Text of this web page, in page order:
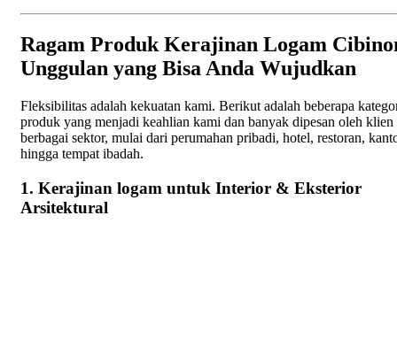
Ragam Produk Kerajinan Logam
Unggulan yang Bisa Anda Wujudkan
Fleksibilitas adalah kekuatan kami. Berikut adalah beberapa
produk yang menjadi keahlian kami dan banyak dipesan oleh klien
berbagai sektor, mulai dari perumahan pribadi, hotel, restoran,
hingga tempat ibadah.
1. Kerajinan logam untuk Interior & Eksterior
Arsitektural